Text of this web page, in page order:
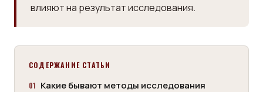
влияют на результат исследования.
СОДЕРЖАНИЕ СТАТЬИ
Какие бывают методы исследования